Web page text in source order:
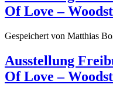
Of Love –
Gespeichert von Matthias
Ausstellung
Of Love –